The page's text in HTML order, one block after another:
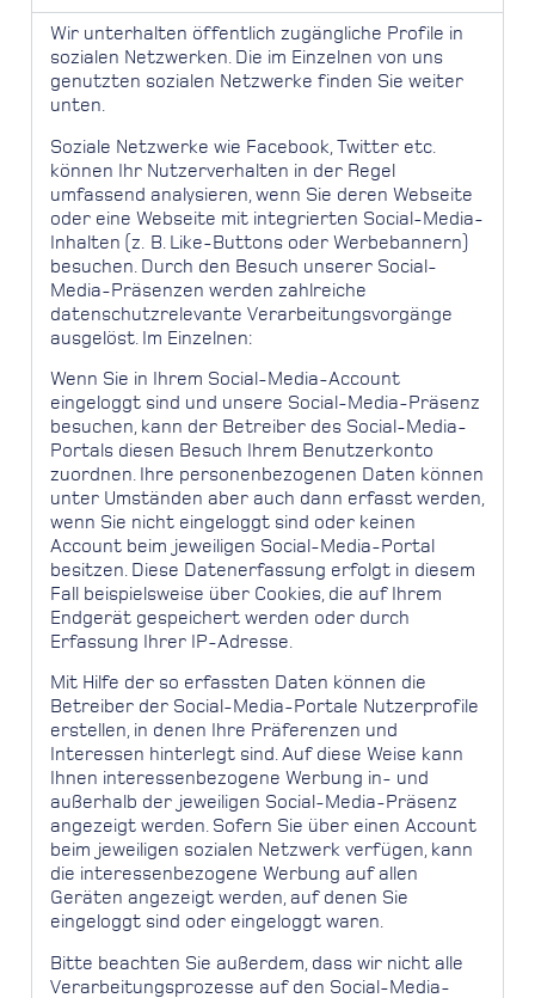
Wir unterhalten öffentlich zugängliche Profile in
sozialen Netzwerken. Die im Einzelnen von uns
genutzten sozialen Netzwerke finden Sie weiter
unten.
Soziale Netzwerke wie Facebook, Twitter etc.
können Ihr Nutzerverhalten in der Regel
umfassend analysieren, wenn Sie deren Webseite
oder eine Webseite mit integrierten Social-Media-
Inhalten (z. B. Like-Buttons oder Werbebannern)
besuchen. Durch den Besuch unserer Social-
Media-Präsenzen werden zahlreiche
datenschutzrelevante Verarbeitungsvorgänge
ausgelöst. Im Einzelnen:
Wenn Sie in Ihrem Social-Media-Account
eingeloggt sind und unsere Social-Media-Präsenz
besuchen, kann der Betreiber des Social-Media-
Portals diesen Besuch Ihrem Benutzerkonto
zuordnen. Ihre personenbezogenen Daten können
unter Umständen aber auch dann erfasst werden,
wenn Sie nicht eingeloggt sind oder keinen
Account beim jeweiligen Social-Media-Portal
besitzen. Diese Datenerfassung erfolgt in diesem
Fall beispielsweise über Cookies, die auf Ihrem
Endgerät gespeichert werden oder durch
Erfassung Ihrer IP-Adresse.
Mit Hilfe der so erfassten Daten können die
Betreiber der Social-Media-Portale Nutzerprofile
erstellen, in denen Ihre Präferenzen und
Interessen hinterlegt sind. Auf diese Weise kann
Ihnen interessenbezogene Werbung in- und
außerhalb der jeweiligen Social-Media-Präsenz
angezeigt werden. Sofern Sie über einen Account
beim jeweiligen sozialen Netzwerk verfügen, kann
die interessenbezogene Werbung auf allen
Geräten angezeigt werden, auf denen Sie
eingeloggt sind oder eingeloggt waren.
Bitte beachten Sie außerdem, dass wir nicht alle
Verarbeitungsprozesse auf den Social-Media-